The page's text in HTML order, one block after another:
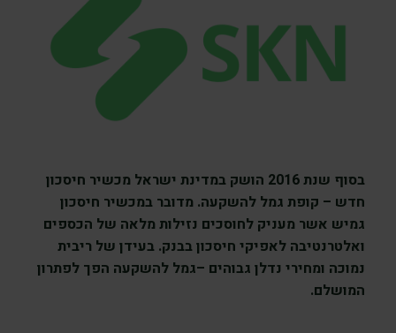
בסוף שנת 2016 הושק במדינת ישראל מכשיר חיסכון
חדש – קופת גמל להשקעה. מדובר במכשיר חיסכון
גמיש אשר מעניק לחוסכים נזילות מלאה של הכספים
ואלטרנטיבה לאפיקי חיסכון בבנק. בעידן של ריבית
נמוכה ומחירי נדלן גבוהים –גמל להשקעה הפך לפתרון
המושלם.